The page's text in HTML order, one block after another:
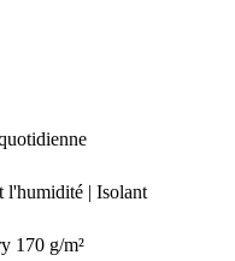
l'humidité | Isolant
170 g/m²